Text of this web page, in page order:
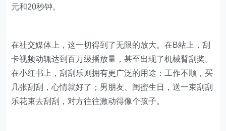
元和20秒钟。
在社交媒体上，这一切得到了无限的放大。在B站上，刮
卡视频动辄达到百万级播放量，甚至出现了机械臂刮奖。
在小红书上，刮刮乐则拥有更广泛的用途：工作不顺，买
几张刮刮，心情就好了；男朋友、闺蜜生日，送一束刮刮
乐花束去刮刮，对方往往激动得像个孩子。